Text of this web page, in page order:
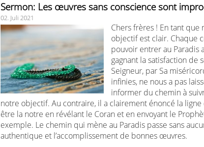
Sermon: Les œuvres sans conscience sont
02. Juli 2021
Chers frères ! En tant que
objectif est clair. Chaque
pouvoir entrer au Paradis
gagnant la satisfaction de
Seigneur, par Sa
infinies, ne nous a pas
informer du chemin à
notre objectif. Au contraire, il a clairement énoncé la
être la notre en révélant le Coran et en envoyant le
exemple. Le chemin qui mène au Paradis passe sans
authentique et l’accomplissement de bonnes œuvres.